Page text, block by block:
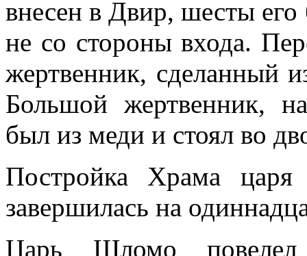
внесен в Двир, шесты
не со стороны входа.
жертвенник, сделанный
Большой жертвенник,
был из меди и стоял во
Постройка Храма
завершилась на
Царь Шломо